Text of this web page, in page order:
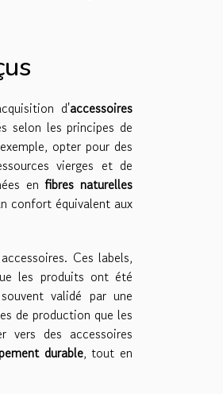
d'accessoires
selon les principes de
opter pour des
vierges et de
enfibres naturelles
confort équivalent aux
Ces labels,
les produits ont été
validé par une
de production que les
vers des accessoires
durable, tout en